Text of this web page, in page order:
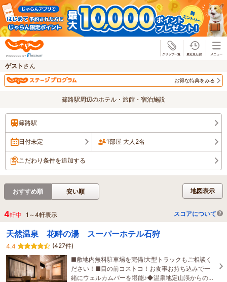
ゲスト さん
お得な特典をみる
篠路駅周辺のホテル・旅館・宿泊施設
篠路駅
日付未定 1部屋 大人2名
こだわり条件を追加する
地図表示
おすすめ順 安い順
4軒中 1 ～4軒表示 スコアについて
天然温泉 花畔の湯 スーパーホテル石狩
4.4
(427件)
■敷地内無料駐車場を完備!大型トラックもご相談く
ださい！■目の前コストコ！お食事お持ち込みで一
緒にウェルカムバーを堪能♪◆温泉地定山渓からの天